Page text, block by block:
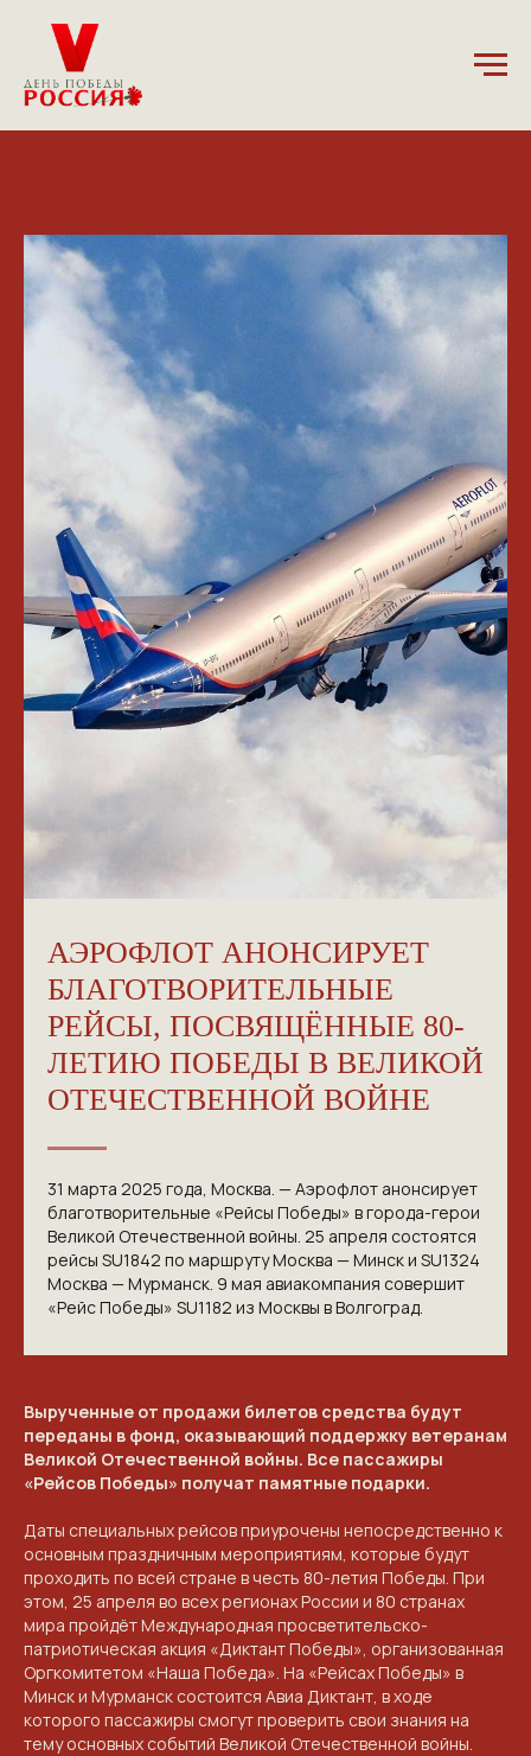
АЭРОФЛОТ АНОНСИРУЕТ
БЛАГОТВОРИТЕЛЬНЫЕ
РЕЙСЫ, ПОСВЯЩЁННЫЕ 80-
ЛЕТИЮ ПОБЕДЫ В ВЕЛИКОЙ
ОТЕЧЕСТВЕННОЙ ВОЙНЕ
31 марта 2025 года, Москва. — Аэрофлот анонсирует
благотворительные «Рейсы Победы» в города-герои
Великой Отечественной войны. 25 апреля состоятся
рейсы SU1842 по маршруту Москва — Минск и SU1324
Москва — Мурманск. 9 мая авиакомпания совершит
«Рейс Победы» SU1182 из Москвы в Волгоград.
Вырученные от продажи билетов средства будут
переданы в фонд, оказывающий поддержку ветеранам
Великой Отечественной войны. Все пассажиры
«Рейсов Победы» получат памятные подарки.
Даты специальных рейсов приурочены непосредственно к
основным праздничным мероприятиям, которые будут
проходить по всей стране в честь 80-летия Победы. При
этом, 25 апреля во всех регионах России и 80 странах
мира пройдёт Международная просветительско-
патриотическая акция «Диктант Победы», организованная
Оргкомитетом «Наша Победа». На «Рейсах Победы» в
Минск и Мурманск состоится Авиа Диктант, в ходе
которого пассажиры смогут проверить свои знания на
тему основных событий Великой Отечественной войны.